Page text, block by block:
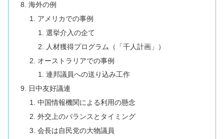
海外の例
アメリカでの事例
選挙介入の企て
人材獲得プログラム（「千人計画」）
オーストラリアでの事例
連邦議員への送り込み工作
日中友好議連
中国情報機関による利用の懸念
外交上のバランスとタイミング
会長は自民党の大物議員